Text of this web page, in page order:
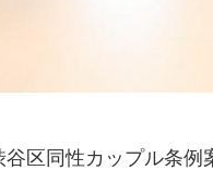
区同性カップル条